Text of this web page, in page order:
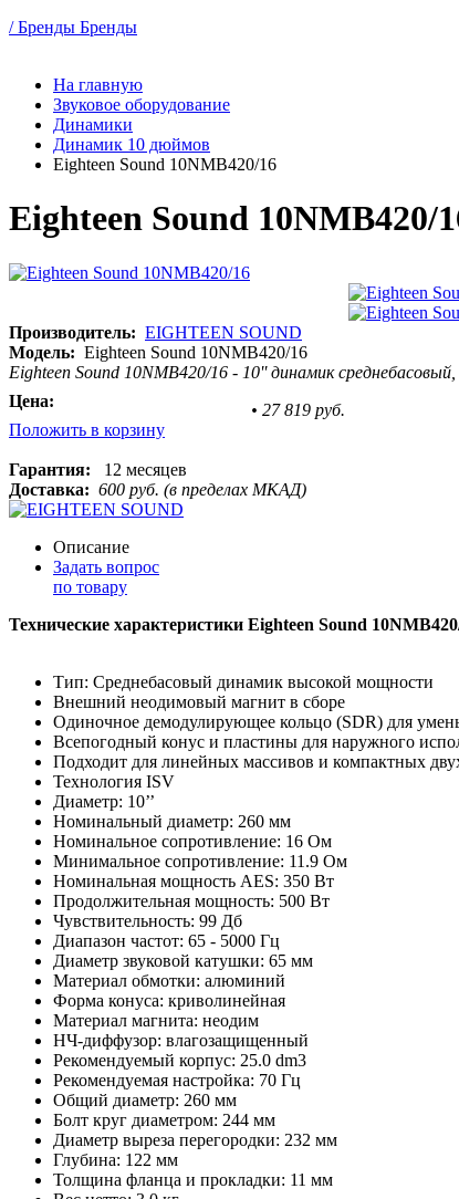
/ Бренды Бренды
На главную
Звуковое оборудование
Динамики
Динамик 10 дюймов
Eighteen Sound 10NMB420/16
Eighteen Sound 10NMB420/
Производитель: EIGHTEEN SOUND
Модель: Eighteen Sound 10NMB420/16
Eighteen Sound 10NMB420/16 - 10'' динамик
Цена:
• 27 819 руб.
Положить в корзину
Гарантия: 12 месяцев
Доставка: 600 руб. (в пределах МКАД)
Описание
Задать вопрос
по товару
Технические характеристики Eighteen Sound
Тип: Среднебасовый динамик высокой мощности
Внешний неодимовый магнит в сборе
Одиночное демодулирующее кольцо (SDR) для
Всепогодный конус и пластины для наружного
Подходит для линейных массивов и компактных
Технология ISV
Диаметр: 10’’
Номинальный диаметр: 260 мм
Номинальное сопротивление: 16 Ом
Минимальное сопротивление: 11.9 Ом
Номинальная мощность AES: 350 Вт
Продолжительная мощность: 500 Вт
Чувствительность: 99 Дб
Диапазон частот: 65 - 5000 Гц
Диаметр звуковой катушки: 65 мм
Материал обмотки: алюминий
Форма конуса: криволинейная
Материал магнита: неодим
НЧ-диффузор: влагозащищенный
Рекомендуемый корпус: 25.0 dm3
Рекомендуемая настройка: 70 Гц
Общий диаметр: 260 мм
Болт круг диаметром: 244 мм
Диаметр выреза перегородки: 232 мм
Глубина: 122 мм
Толщина фланца и прокладки: 11 мм